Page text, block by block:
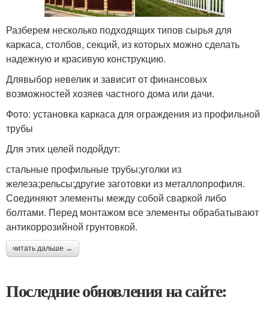
Разберем несколько подходящих типов сырья для
каркаса, столбов, секций, из которых можно сделать
надежную и красивую конструкцию.
Длявыбор невелик и зависит от финансовых
возможностей хозяев частного дома или дачи.
Фото: установка каркаса для ограждения из профильной
трубы
Для этих целей подойдут:
стальные профильные трубы;уголки из
железа;рельсы;другие заготовки из металлопрофиля.
Соединяют элементы между собой сваркой либо
болтами. Перед монтажом все элементы обрабатывают
антикоррозийной грунтовкой.
читать дальше →
Последние обновления на сайте: